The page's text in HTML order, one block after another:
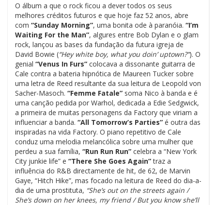
O álbum a que o rock ficou a dever todos os seus
melhores créditos futuros e que hoje faz 52 anos, abre
com “Sunday Morning”, uma bonita ode à paranóia. “I’m
Waiting For the Man”, algures entre Bob Dylan e o glam
rock, lançou as bases da fundação da futura igreja de
David Bowie (“Hey white boy, what you doin’ uptown?”). O
genial “Venus In Furs” colocava a dissonante guitarra de
Cale contra a bateria hipnótica de Maureen Tucker sobre
uma letra de Reed resultante da sua leitura de Leopold von
Sacher-Masoch. “Femme Fatale” soma Nico à banda e é
uma canção pedida por Warhol, dedicada a Edie Sedgwick,
a primeira de muitas personagens da Factory que viriam a
influenciar a banda. “All Tomorrow’s Parties” é outra das
inspiradas na vida Factory. O piano repetitivo de Cale
conduz uma melodia melancólica sobre uma mulher que
perdeu a sua família, “Run Run Run” celebra a “New York
City junkie life” e “There She Goes Again”traz a
influência do R&B directamente de hit, de 62, de Marvin
Gaye, “Hitch Hike”, mas focado na leitura de Reed do dia-a-
dia de uma prostituta, “She’s out on the streets again /
She’s down on her knees, my friend / But you know she’ll